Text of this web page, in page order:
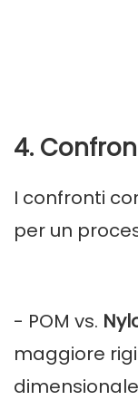
4.
I confronti
per un
- POM vs.
maggiore